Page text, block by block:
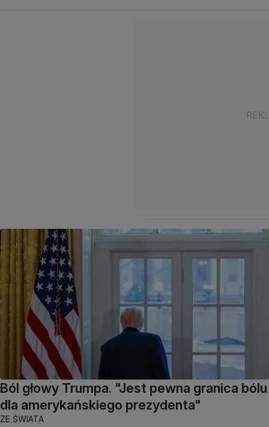
Ból głowy Trumpa. "Jest pewna granica bólu
dla amerykańskiego prezydenta"
ZE ŚWIATA